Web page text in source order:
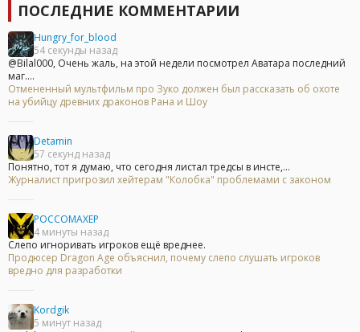
ПОСЛЕДНИЕ КОММЕНТАРИИ
Hungry_for_blood
54 секунды назад
@Bilal000, Очень жаль, на этой недели посмотрел Аватара последний
маг....
Отмененный мультфильм про Зуко должен был рассказать об охоте
на убийцу древних драконов Рана и Шоу
Detamin
57 секунд назад
Понятно, тот я думаю, что сегодня листал тредсы в инсте,...
Журналист пригрозил хейтерам "Колобка" проблемами с законом
POCCOMAXEP
4 минуты назад
Слепо игноривать игроков ещё вреднее.
Продюсер Dragon Age объяснил, почему слепо слушать игроков
вредно для разработки
Kordgik
5 минут назад